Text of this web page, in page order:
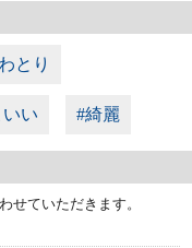
とり
い #綺麗
せていただきます。